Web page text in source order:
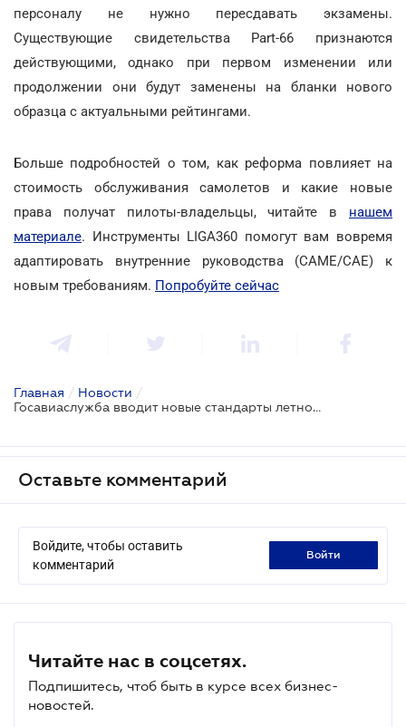
персоналу не нужно пересдавать экзамены.
Существующие свидетельства Part-66 признаются
действующими, однако при первом изменении или
продолжении они будут заменены на бланки нового
образца с актуальными рейтингами.
Больше подробностей о том, как реформа повлияет на
стоимость обслуживания самолетов и какие новые
права получат пилоты-владельцы, читайте в нашем
материале. Инструменты LIGA360 помогут вам вовремя
адаптировать внутренние руководства (CAME/CAE) к
новым требованиям. Попробуйте сейчас
Главная / Новости /
Госавиаслужба вводит новые стандарты летной пригодности по правилам ЕС
Оставьте комментарий
Войдите, чтобы оставить
комментарий
войти
Читайте нас в соцсетях.
Подпишитесь, чтоб быть в курсе всех бизнес-
новостей.